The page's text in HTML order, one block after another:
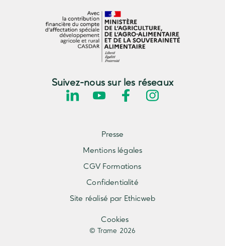
Suivez-nous sur les réseaux
© Trame 2026
Cookies
Presse
Mentions légales
CGV Formations
Confidentialité
Site réalisé par Ethicweb